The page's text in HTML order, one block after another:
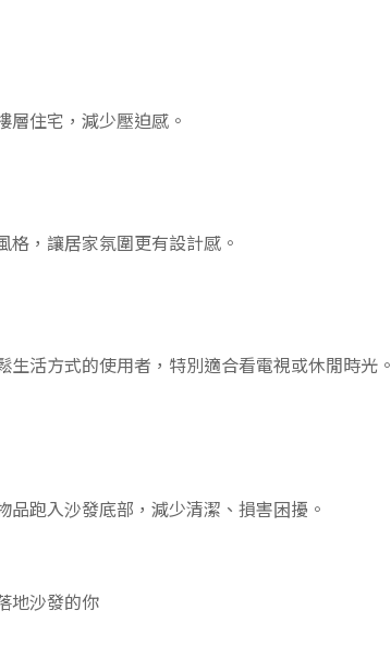
住宅，減少壓迫感。
，讓居家氛圍更有設計感。
活方式的使用者，特別適合看電視或休閒時光。
跑入沙發底部，減少清潔、損害困擾。
地沙發的你